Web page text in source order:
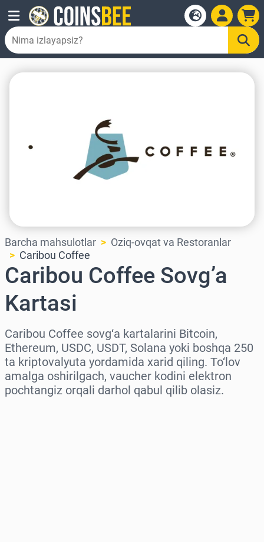
Barcha mahsulotlar
Oziq-ovqat va Restoranlar
Caribou Coffee
Caribou Coffee Sovg’a
Kartasi
Caribou Coffee sovg‘a kartalarini Bitcoin,
Ethereum, USDC, USDT, Solana yoki boshqa 250
ta kriptovalyuta yordamida xarid qiling. To‘lov
amalga oshirilgach, vaucher kodini elektron
pochtangiz orqali darhol qabul qilib olasiz.